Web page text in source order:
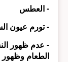
- العطس
- تورم عيون
- عدم ظهور
الطعام